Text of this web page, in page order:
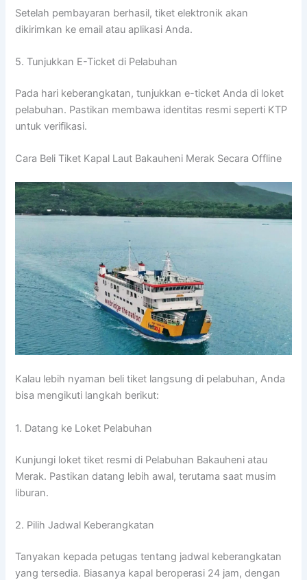
Setelah pembayaran berhasil, tiket elektronik akan
dikirimkan ke email atau aplikasi Anda.
5. Tunjukkan E-Ticket di Pelabuhan
Pada hari keberangkatan, tunjukkan e-ticket Anda di loket
pelabuhan. Pastikan membawa identitas resmi seperti KTP
untuk verifikasi.
Cara Beli Tiket Kapal Laut Bakauheni Merak Secara Offline
Kalau lebih nyaman beli tiket langsung di pelabuhan, Anda
bisa mengikuti langkah berikut:
1. Datang ke Loket Pelabuhan
Kunjungi loket tiket resmi di Pelabuhan Bakauheni atau
Merak. Pastikan datang lebih awal, terutama saat musim
liburan.
2. Pilih Jadwal Keberangkatan
Tanyakan kepada petugas tentang jadwal keberangkatan
yang tersedia. Biasanya kapal beroperasi 24 jam, dengan